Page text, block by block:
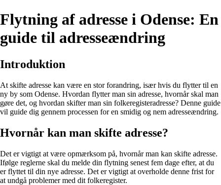
Flytning af adresse i Odense: En
guide til adresseændring
Introduktion
At skifte adresse kan være en stor forandring, især hvis du flytter til en
ny by som Odense. Hvordan flytter man sin adresse, hvornår skal man
gøre det, og hvordan skifter man sin folkeregisteradresse? Denne guide
vil guide dig gennem processen for en smidig og nem adresseændring.
Hvornår kan man skifte adresse?
Det er vigtigt at være opmærksom på, hvornår man kan skifte adresse.
Ifølge reglerne skal du melde din flytning senest fem dage efter, at du
er flyttet til din nye adresse. Det er vigtigt at overholde denne frist for
at undgå problemer med dit folkeregister.